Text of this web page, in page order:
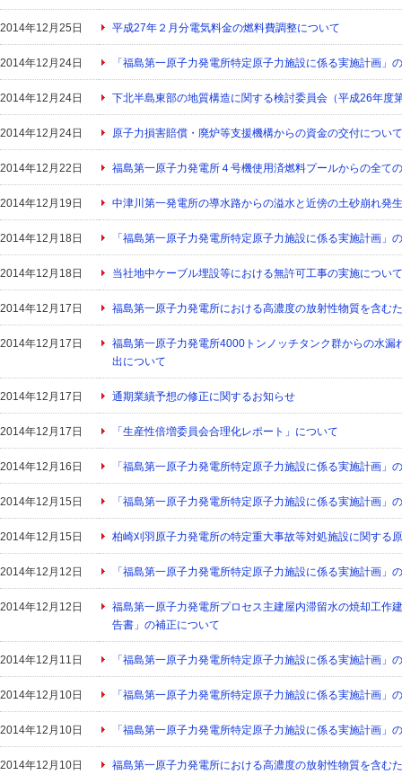
2014年12月25日 平成27年２月分電気料金の燃料費調整について
2014年12月24日 「福島第一原子力発電所特定原子力施設に係る実施計画」
2014年12月24日 下北半島東部の地質構造に関する検討委員会（平成26年度
2014年12月24日 原子力損害賠償・廃炉等支援機構からの資金の交付について
2014年12月22日 福島第一原子力発電所４号機使用済燃料プールからの全て
2014年12月19日 中津川第一発電所の導水路からの溢水と近傍の土砂崩れ発
2014年12月18日 「福島第一原子力発電所特定原子力施設に係る実施計画」
2014年12月18日 当社地中ケーブル埋設等における無許可工事の実施について
2014年12月17日 福島第一原子力発電所における高濃度の放射性物質を含む
2014年12月17日
福島第一原子力発電所4000トンノッチタンク群からの水
出について
2014年12月17日 通期業績予想の修正に関するお知らせ
2014年12月17日 「生産性倍増委員会合理化レポート」について
2014年12月16日 「福島第一原子力発電所特定原子力施設に係る実施計画」
2014年12月15日 「福島第一原子力発電所特定原子力施設に係る実施計画」
2014年12月15日 柏崎刈羽原子力発電所の特定重大事故等対処施設に関する
2014年12月12日 「福島第一原子力発電所特定原子力施設に係る実施計画」
2014年12月12日
福島第一原子力発電所プロセス主建屋内滞留水の焼却工作
告書」の補正について
2014年12月11日 「福島第一原子力発電所特定原子力施設に係る実施計画」
2014年12月10日 「福島第一原子力発電所特定原子力施設に係る実施計画」
2014年12月10日 「福島第一原子力発電所特定原子力施設に係る実施計画」
2014年12月10日 福島第一原子力発電所における高濃度の放射性物質を含む